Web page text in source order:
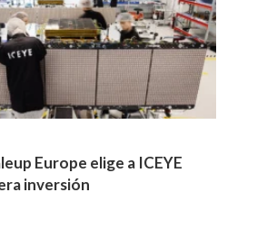
Europe elige a ICEYE
inversión